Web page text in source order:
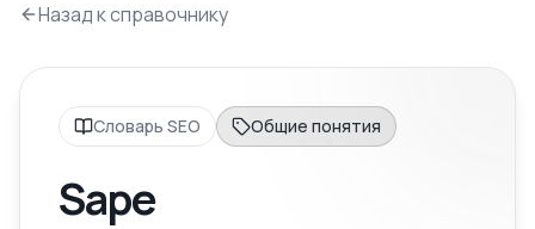
Назад к справочнику
Словарь SEO Общие понятия
Sape